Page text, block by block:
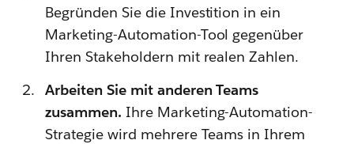
Begründen Sie die Investition in ein
Marketing-Automation-Tool gegenüber
Ihren Stakeholdern mit realen Zahlen.
Arbeiten Sie mit anderen Teams
zusammen. Ihre Marketing-Automation-
Strategie wird mehrere Teams in Ihrem